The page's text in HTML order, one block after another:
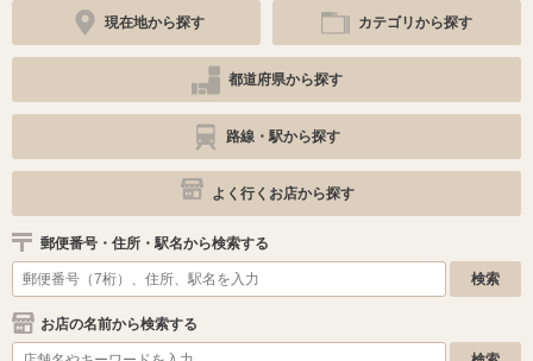
現在地から探す カテゴリから探す
都道府県から探す
路線・駅から探す
よく行くお店から探す
郵便番号・住所・駅名から検索する
お店の名前から検索する